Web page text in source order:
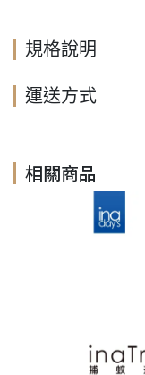
規格說明
運送方式
相關商品